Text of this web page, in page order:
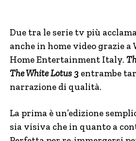
Due tra le serie tv più
anche in home video grazie a
Home Entertainment Italy.
The White Lotus 3 entrambe
narrazione di qualità.
La prima è un’edizione
sia visiva che in quanto a